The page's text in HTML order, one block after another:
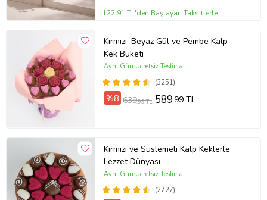
122,91 TL'den Başlayan Taksitlerle
Kırmızı, Beyaz Gül ve Pembe Kalp
Kek Buketi
(3251)
Aynı Gün Ücretsiz Teslimat
%8 639,99 TL 589,99 TL
Kırmızı ve Süslemeli Kalp Keklerle
Lezzet Dünyası
(2727)
Aynı Gün Ücretsiz Teslimat